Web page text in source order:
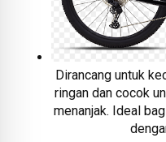
Dirancang untuk
ringan dan cocok
menanjak. Ideal